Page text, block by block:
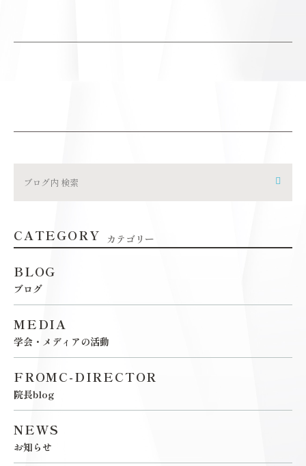
CATEGORY カテゴリー
BLOG
ブログ
MEDIA
学会・メディアの活動
FROMC-DIRECTOR
院長blog
NEWS
お知らせ